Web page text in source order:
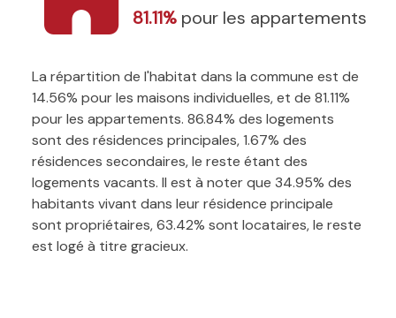
81.11% pour les appartements
La répartition de l'habitat dans la commune est de
14.56% pour les maisons individuelles, et de 81.11%
pour les appartements. 86.84% des logements
sont des résidences principales, 1.67% des
résidences secondaires, le reste étant des
logements vacants. Il est à noter que 34.95% des
habitants vivant dans leur résidence principale
sont propriétaires, 63.42% sont locataires, le reste
est logé à titre gracieux.